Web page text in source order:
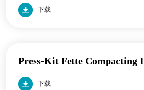
下载
Press-Kit Fette Compacting
下载